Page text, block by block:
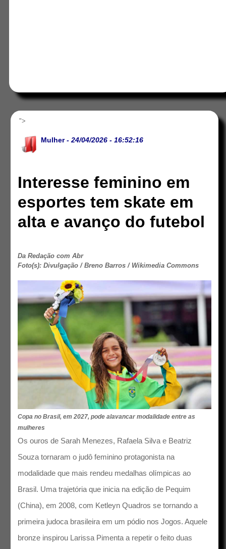
">
Mulher- 24/04/2026 - 16:52:16
Interesse feminino em
esportes tem skate em
alta e avanço do futebol
Da Redação com Abr
Foto(s): Divulgação / Breno Barros / Wikimedia Commons
Copa no Brasil, em 2027, pode alavancar modalidade entre as
mulheres
Os ouros de Sarah Menezes, Rafaela Silva e Beatriz
Souza tornaram o judô feminino protagonista na
modalidade que mais rendeu medalhas olímpicas ao
Brasil. Uma trajetória que inicia na edição de Pequim
(China), em 2008, com Ketleyn Quadros se tornando a
primeira judoca brasileira em um pódio nos Jogos. Aquele
bronze inspirou Larissa Pimenta a repetir o feito duas